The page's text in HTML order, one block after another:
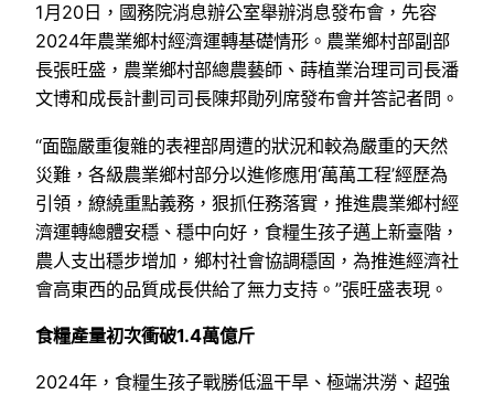
1月20日，國務院消息辦公室舉辦消息發布會，先容
2024年農業鄉村經濟運轉基礎情形。農業鄉村部副部
長張旺盛，農業鄉村部總農藝師、蒔植業治理司司長潘
文博和成長計劃司司長陳邦勛列席發布會并答記者問。
“面臨嚴重復雜的表裡部周遭的狀況和較為嚴重的天然
災難，各級農業鄉村部分以進修應用‘萬萬工程’經歷為
引領，繚繞重點義務，狠抓任務落實，推進農業鄉村經
濟運轉總體安穩、穩中向好，食糧生孩子邁上新臺階，
農人支出穩步增加，鄉村社會協調穩固，為推進經濟社
會高東西的品質成長供給了無力支持。”張旺盛表現。
食糧產量初次衝破1.4萬億斤
2024年，食糧生孩子戰勝低溫干旱、極端洪澇、超強